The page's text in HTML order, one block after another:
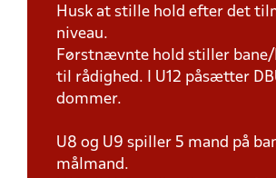
Husk at stille hold efter det
niveau.
Førstnævnte hold stiller
til rådighed. I U12 påsætter
dommer.
U8 og U9 spiller 5 mand på
målmand.